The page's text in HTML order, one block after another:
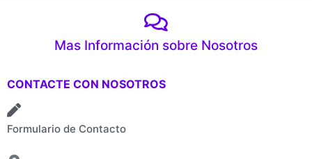
Mas Información sobre Nosotros
CONTACTE CON NOSOTROS
Formulario de Contacto